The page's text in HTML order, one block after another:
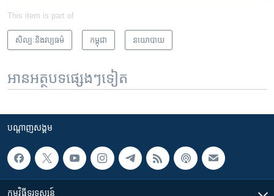
This item is part of
សិល្បៈនិងវប្បធម៌ កម្ពុជា នយោបាយ
អានអត្ថបទផ្សេងៗទៀត
បណ្តាញ​សង្គម
កម្មវិធី​ទូរទស្សន៍